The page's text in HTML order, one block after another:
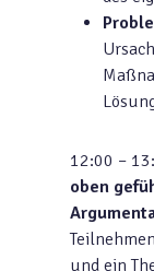
12:00 –
oben
und ein